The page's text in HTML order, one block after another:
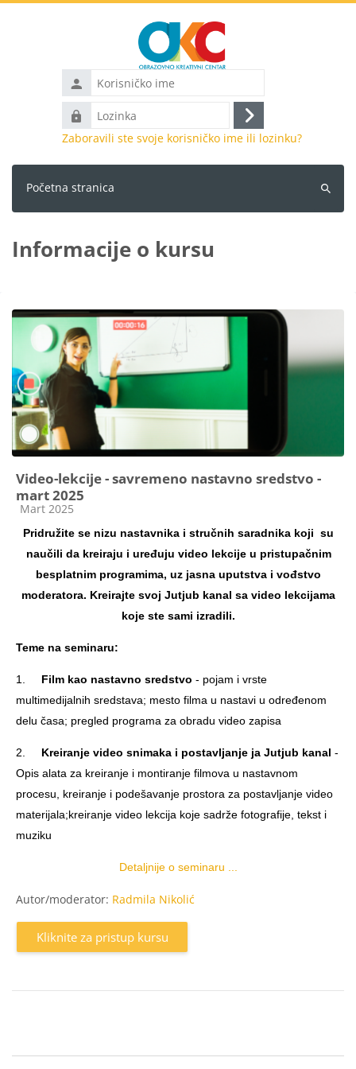
Korisničko
ime
Lozinka
Prijava
Zaboravili ste svoje korisničko ime ili lozinku?
Početna stranica
Pretraži
kurseve
Informacije o kursu
Video-lekcije - savremeno nastavno sredstvo -
mart 2025
Kategorija kursa
Mart 2025
Pridružite se nizu nastavnika i stručnih saradnika koji su
naučili da kreiraju i uređuju video lekcije u pristupačnim
besplatnim programima, uz jasna uputstva i vođstvo
moderatora. Kreirajte svoj Jutjub kanal sa video lekcijama
koje ste sami izradili.
Teme na seminaru:
1. Film kao nastavno sredstvo - pojam i vrste
multimedijalnih sredstava; mesto filma u nastavi u određenom
delu časa; pregled programa za obradu video zapisa
2. Kreiranje video snimaka i postavljanje ja Jutjub kanal -
Opis alata za kreiranje i montiranje filmova u nastavnom
procesu, kreiranje i podešavanje prostora za postavljanje video
materijala;kreiranje video lekcija koje sadrže fotografije, tekst i
muziku
Detaljnije o seminaru ...
Autor/moderator: Radmila Nikolić
Kliknite za pristup kursu